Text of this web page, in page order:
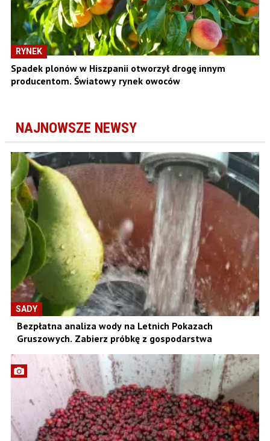
RYNEK
Spadek plonów w Hiszpanii otworzył drogę innym
producentom. Światowy rynek owoców
NAJNOWSZE NEWSY
SADY
Bezpłatna analiza wody na Letnich Pokazach
Gruszowych. Zabierz próbkę z gospodarstwa